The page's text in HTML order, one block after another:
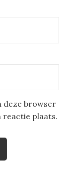
deze browser
reactie plaats.